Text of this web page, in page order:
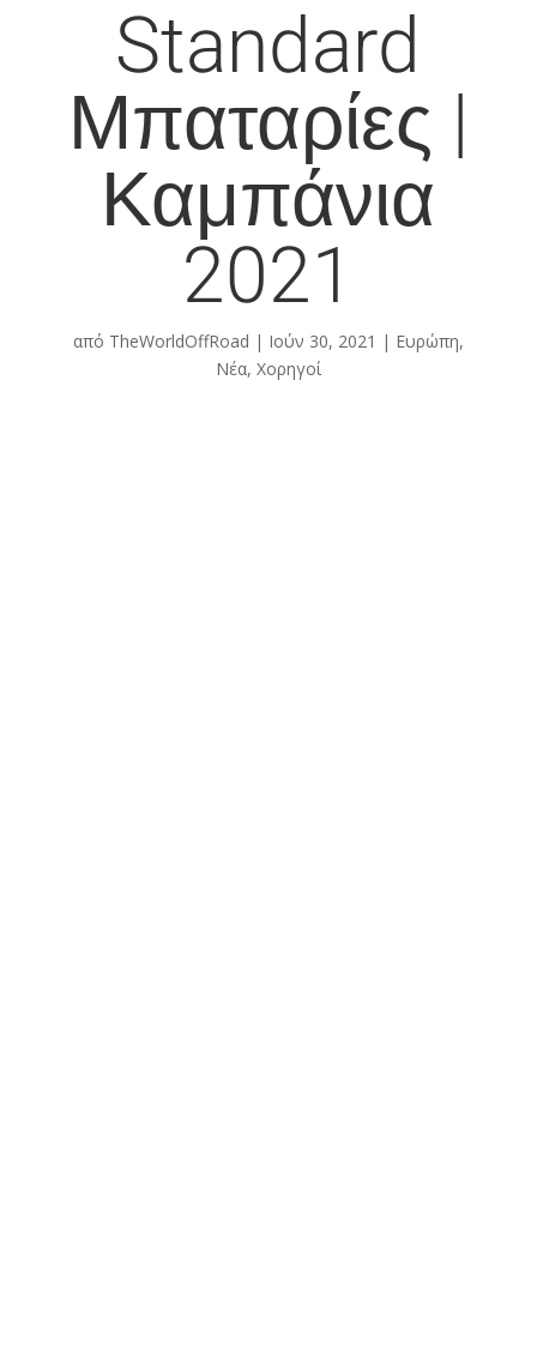
Standard
Μπαταρίες |
Καμπάνια
2021
από TheWorldOffRoad | Ιούν 30, 2021 | Ευρώπη,
Νέα, Χορηγοί